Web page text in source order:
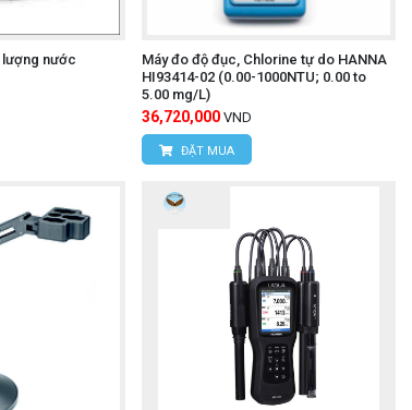
lượng nước
Máy đo độ đục, Chlorine tự do HANNA
HI93414-02 (0.00-1000NTU; 0.00 to
5.00 mg/L)
36,720,000 VND
ĐẶT MUA